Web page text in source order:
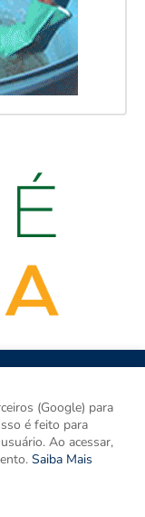
e um espaço para
de verdade com
cidades e
(Google) para
é feito para
Ao acessar,
Saiba Mais